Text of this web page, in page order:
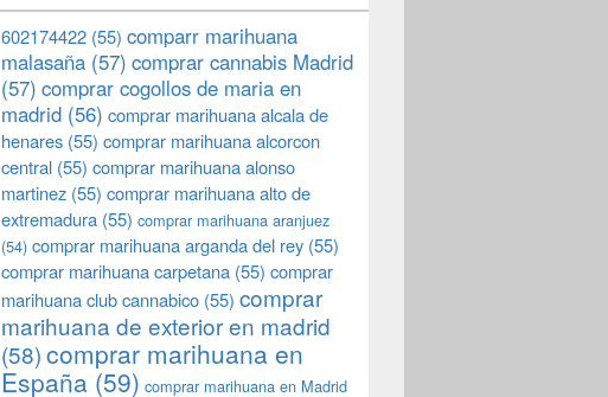
602174422 (55) comparr marihuana
malasaña (57) comprar cannabis Madrid
(57) comprar cogollos de maria en
madrid (56) comprar marihuana alcala de
henares (55) comprar marihuana alcorcon
central (55) comprar marihuana alonso
martinez (55) comprar marihuana alto de
extremadura (55) comprar marihuana aranjuez
(54) comprar marihuana arganda del rey (55)
comprar marihuana carpetana (55) comprar
marihuana club cannabico (55) comprar
marihuana de exterior en madrid
(58)comprar marihuana en
España (59) comprar marihuana en Madrid